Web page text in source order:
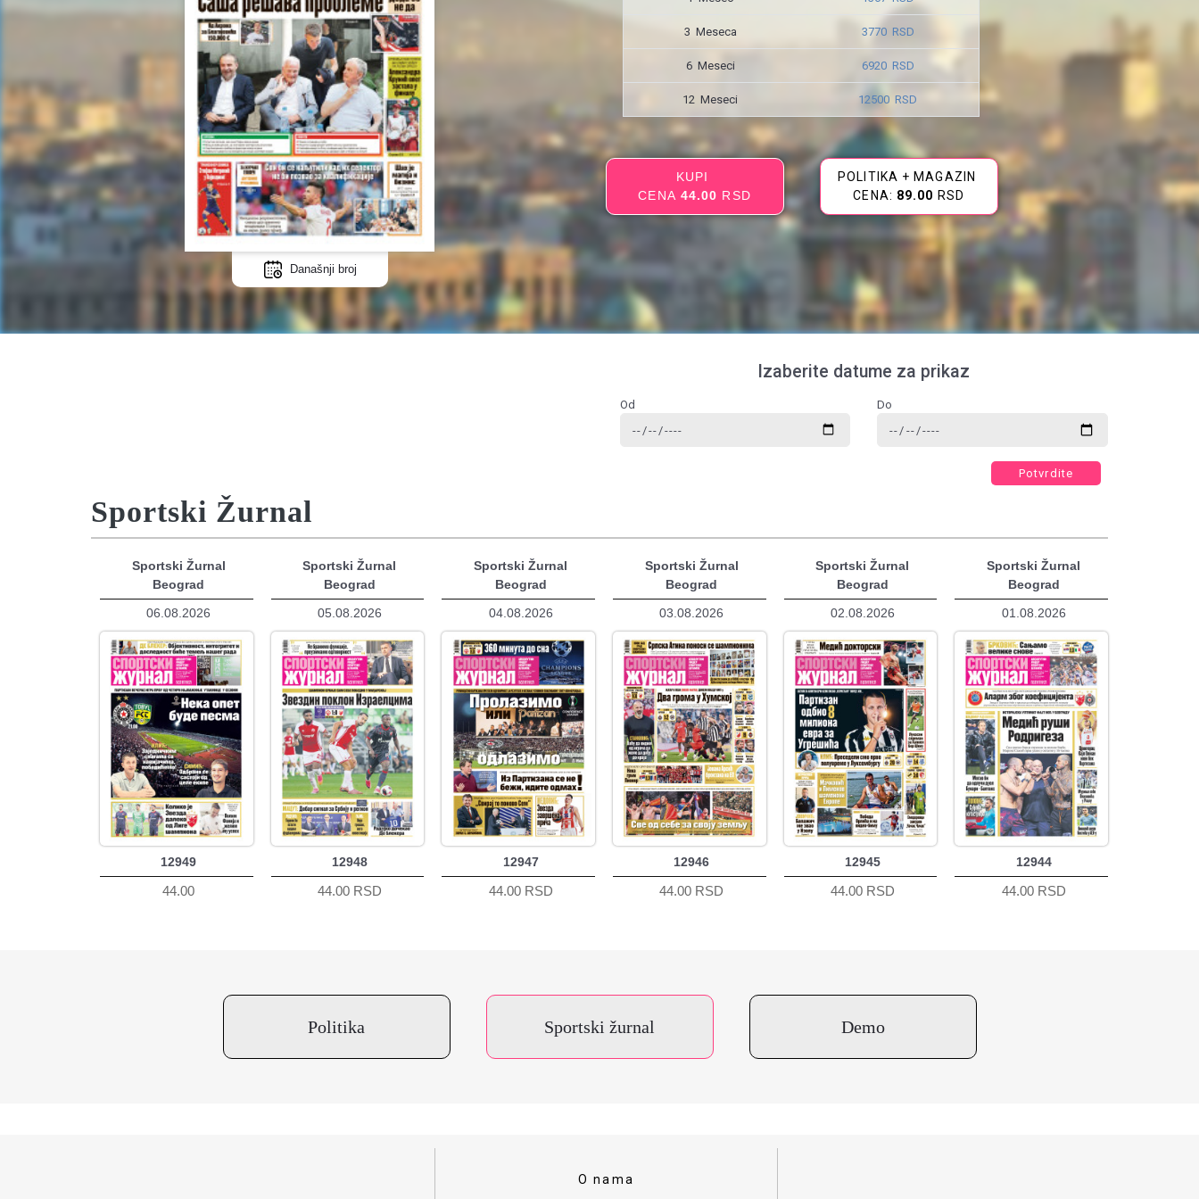
Današnji broj
3 Meseca 3770 RSD
6 Meseci 6920 RSD
12 Meseci 12500 RSD
KUPI
CENA 44.00 RSD
POLITIKA + MAGAZIN
CENA: 89.00 RSD
Izaberite datume za prikaz
Od Do
Potvrdite
Sportski Žurnal
Sportski Žurnal
Beograd
06.08.2026
12949
44.00
Sportski Žurnal
Beograd
05.08.2026
12948
44.00 RSD
Sportski Žurnal
Beograd
04.08.2026
12947
44.00 RSD
Sportski Žurnal
Beograd
03.08.2026
12946
44.00 RSD
Sportski Žurnal
Beograd
02.08.2026
12945
44.00 RSD
Sportski Žurnal
Beograd
01.08.2026
12944
44.00 RSD
Politika Sportski žurnal Demo
O nama